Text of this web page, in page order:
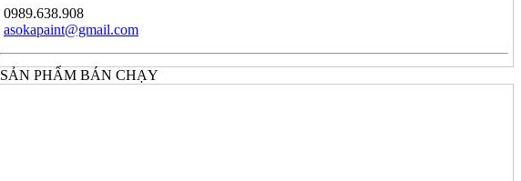
0989.638.908
asokapaint@gmail.com
SẢN PHẨM BÁN CHẠY